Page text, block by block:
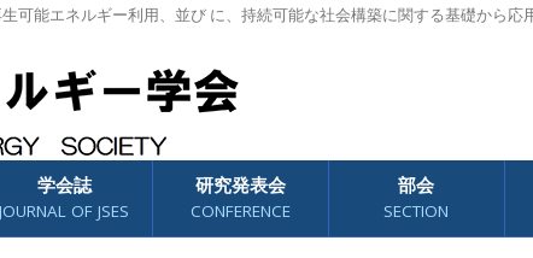
可能エネルギー利用、並び に、持続可能な社会構築に関する基礎から
学会誌
JOURNAL OF JSES
研究発表会
CONFERENCE
部会
SECTION